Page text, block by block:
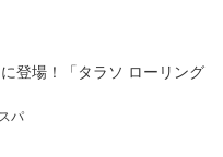
登場！「タラソ ローリング
スパ